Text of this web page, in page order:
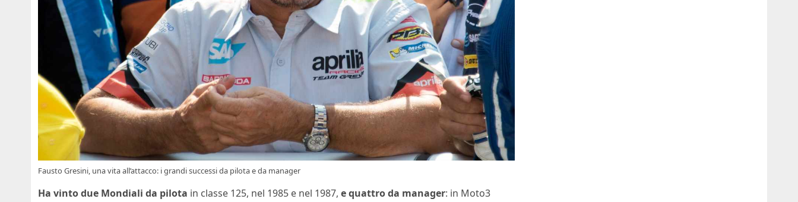
Fausto Gresini, una vita all’attacco: i grandi successi da pilota e da manager
Ha vinto due Mondiali da pilota in classe 125, nel 1985 e nel 1987, e quattro da manager: in Moto3